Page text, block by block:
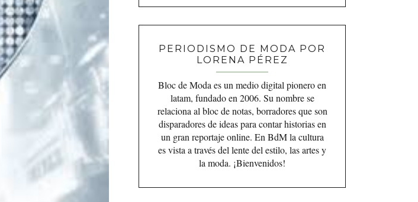
PERIODISMO DE MODA POR
LORENA PÉREZ
Bloc de Moda es un medio digital pionero en
latam, fundado en 2006. Su nombre se
relaciona al bloc de notas, borradores que son
disparadores de ideas para contar historias en
un gran reportaje online. En BdM la cultura
es vista a través del lente del estilo, las artes y
la moda. ¡Bienvenidos!